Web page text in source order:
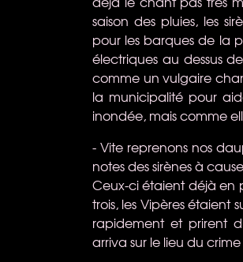
saison des pluies, les
pour les barques de la
électriques au dessus
comme un vulgaire
la municipalité pour
inondée, mais comme
- Vite reprenons nos
notes des sirènes à
Ceux-ci étaient déjà en
trois, les Vipères étaient
rapidement et prirent
arriva sur le lieu du